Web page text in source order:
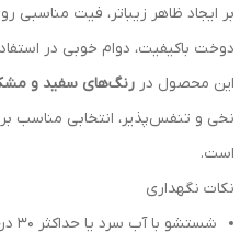
بر ایجاد ظاهر زیباتر، فیت مناسبی
دوخت باکیفیت، دوام خوبی در
این محصول در رنگ‌های سفید و
نخی و تنفس‌پذیر، انتخابی مناسب
است.
نکات نگهداری
شستشو با آب سرد یا حداکثر ۳۰ درجه